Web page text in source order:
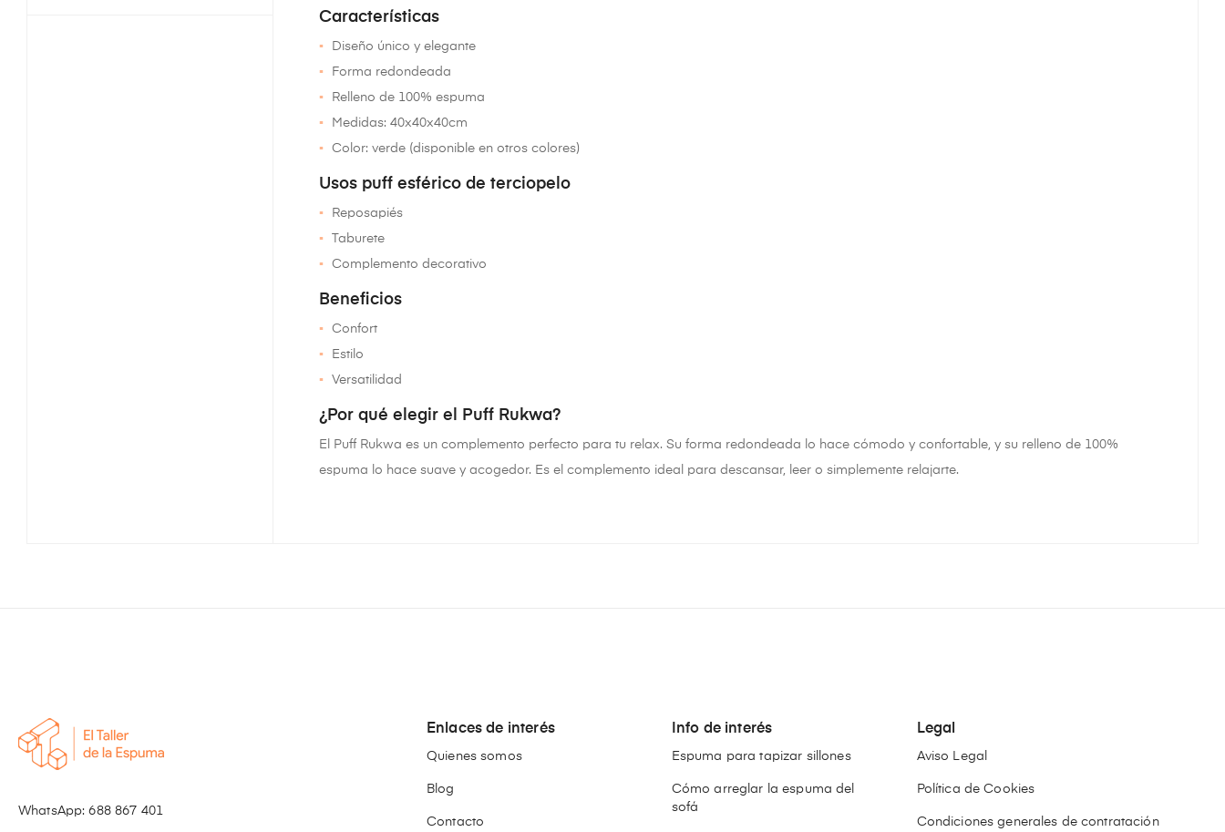
Características
Diseño único y elegante
Forma redondeada
Relleno de 100% espuma
Medidas: 40x40x40cm
Color: verde (disponible en otros colores)
Usos puff esférico de terciopelo
Reposapiés
Taburete
Complemento decorativo
Beneficios
Confort
Estilo
Versatilidad
¿Por qué elegir el Puff Rukwa?
El Puff Rukwa es un complemento perfecto para tu relax. Su forma redondeada lo hace cómodo y confortable, y su relleno de 100%
espuma lo hace suave y acogedor. Es el complemento ideal para descansar, leer o simplemente relajarte.
WhatsApp:688 867 401
Enlaces de interés
Quienes somos
Blog
Contacto
Info de interés
Espuma para tapizar sillones
Cómo arreglar la espuma del
sofá
Legal
Aviso Legal
Política de Cookies
Condiciones generales de contratación